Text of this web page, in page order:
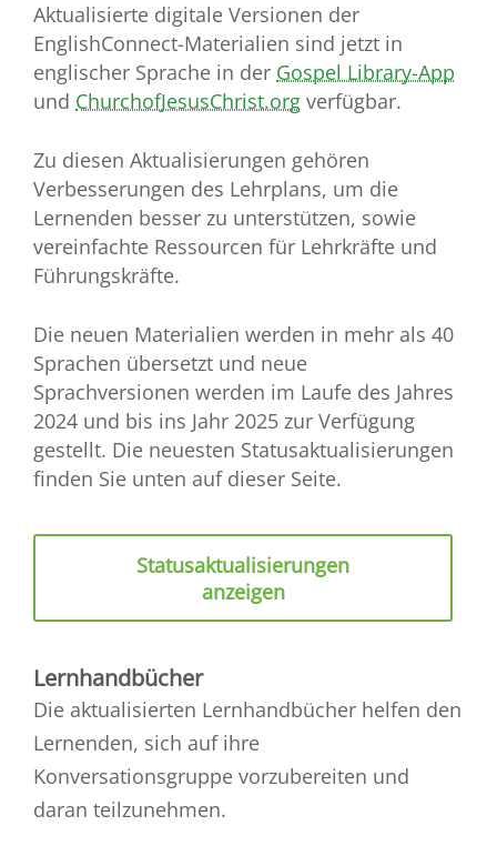
Aktualisierte digitale Versionen der
EnglishConnect-Materialien sind jetzt in
englischer Sprache in der Gospel Library-App
und ChurchofJesusChrist.org verfügbar.
Zu diesen Aktualisierungen gehören
Verbesserungen des Lehrplans, um die
Lernenden besser zu unterstützen, sowie
vereinfachte Ressourcen für Lehrkräfte und
Führungskräfte.
Die neuen Materialien werden in mehr als 40
Sprachen übersetzt und neue
Sprachversionen werden im Laufe des Jahres
2024 und bis ins Jahr 2025 zur Verfügung
gestellt. Die neuesten Statusaktualisierungen
finden Sie unten auf dieser Seite.
Statusaktualisierungen
anzeigen
Lernhandbücher
Die aktualisierten Lernhandbücher helfen den
Lernenden, sich auf ihre
Konversationsgruppe vorzubereiten und
daran teilzunehmen.